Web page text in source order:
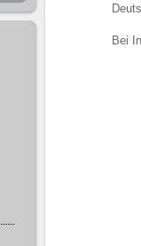
Bei